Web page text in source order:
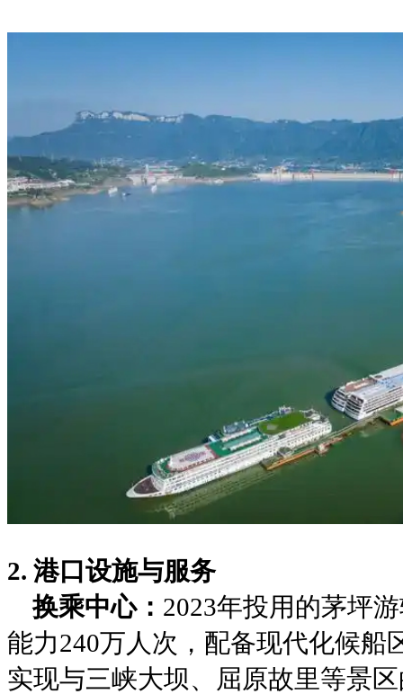
2. ‌港口设施与服务‌
‌换乘中心‌： 2023年投用的茅坪
能力240万人次，配备现代化候船
实现与三峡大坝、屈原故里等景